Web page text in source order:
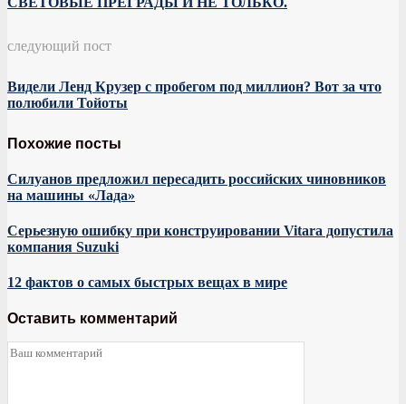
следующий пост
Видели Ленд Крузер с пробегом под миллион? Вот за что
полюбили Тойоты
Похожие посты
Силуанов предложил пересадить российских чиновников
на машины «Лада»
Серьезную ошибку при конструировании Vitara допустила
компания Suzuki
12 фактов о самых быстрых вещах в мире
Оставить комментарий